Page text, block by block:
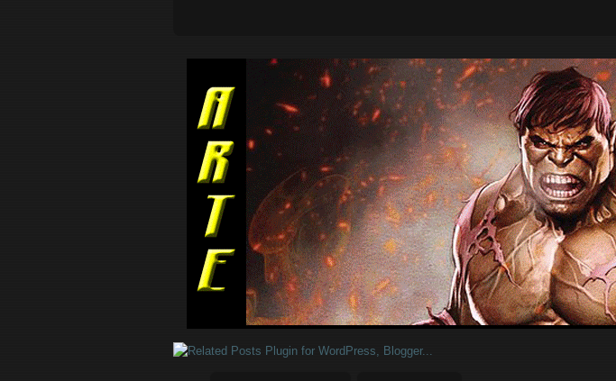
Quadrinhos Marvel e DC para baixar.